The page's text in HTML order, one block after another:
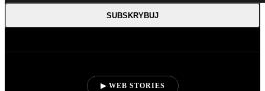
SUBSKRYBUJ
▶ WEB STORIES